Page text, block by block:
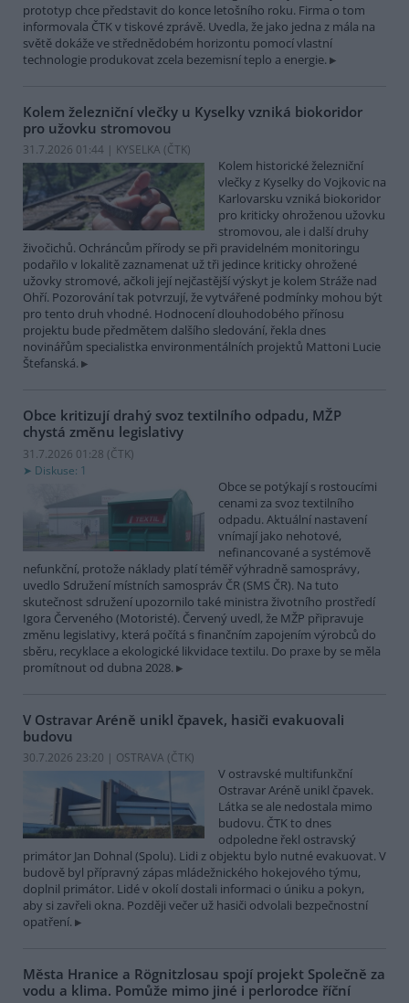
prototyp chce představit do konce letošního roku. Firma o tom
informovala ČTK v tiskové zprávě. Uvedla, že jako jedna z mála na
světě dokáže ve střednědobém horizontu pomocí vlastní
technologie produkovat zcela bezemisní teplo a energie.
Kolem železniční vlečky u Kyselky vzniká biokoridor
pro užovku stromovou
31.7.2026 01:44 | KYSELKA (ČTK)
Kolem historické železniční
vlečky z Kyselky do Vojkovic na
Karlovarsku vzniká biokoridor
pro kriticky ohroženou užovku
stromovou, ale i další druhy
živočichů. Ochráncům přírody se při pravidelném monitoringu
podařilo v lokalitě zaznamenat už tři jedince kriticky ohrožené
užovky stromové, ačkoli její nejčastější výskyt je kolem Stráže nad
Ohří. Pozorování tak potvrzují, že vytvářené podmínky mohou být
pro tento druh vhodné. Hodnocení dlouhodobého přínosu
projektu bude předmětem dalšího sledování, řekla dnes
novinářům specialistka environmentálních projektů Mattoni Lucie
Štefanská.
Obce kritizují drahý svoz textilního odpadu, MŽP
chystá změnu legislativy
31.7.2026 01:28 (ČTK)
Diskuse: 1
Obce se potýkají s rostoucími
cenami za svoz textilního
odpadu. Aktuální nastavení
vnímají jako nehotové,
nefinancované a systémově
nefunkční, protože náklady platí téměř výhradně samosprávy,
uvedlo Sdružení místních samospráv ČR (SMS ČR). Na tuto
skutečnost sdružení upozornilo také ministra životního prostředí
Igora Červeného (Motoristé). Červený uvedl, že MŽP připravuje
změnu legislativy, která počítá s finančním zapojením výrobců do
sběru, recyklace a ekologické likvidace textilu. Do praxe by se měla
promítnout od dubna 2028.
V Ostravar Aréně unikl čpavek, hasiči evakuovali
budovu
30.7.2026 23:20 | OSTRAVA (ČTK)
V ostravské multifunkční
Ostravar Aréně unikl čpavek.
Látka se ale nedostala mimo
budovu. ČTK to dnes
odpoledne řekl ostravský
primátor Jan Dohnal (Spolu). Lidi z objektu bylo nutné evakuovat. V
budově byl přípravný zápas mládežnického hokejového týmu,
doplnil primátor. Lidé v okolí dostali informaci o úniku a pokyn,
aby si zavřeli okna. Později večer už hasiči odvolali bezpečnostní
opatření.
Města Hranice a Rögnitzlosau spojí projekt Společně za
vodu a klima. Pomůže mimo jiné i perlorodce říční